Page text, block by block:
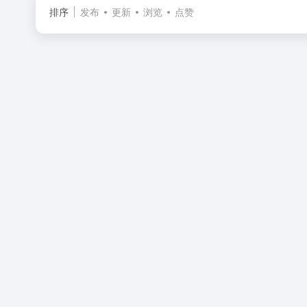
排序 发布 更新 浏览 点赞